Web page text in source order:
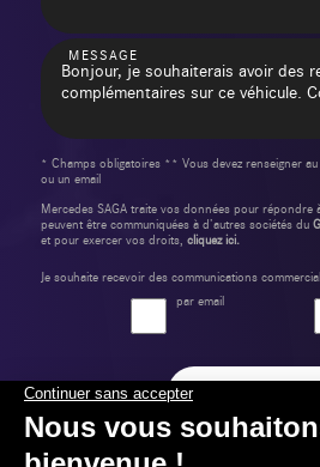
MESSAGE
* Champs obligatoires ** Vous devez renseigner
ou un email
Mercedes SAGA traite vos données pour répondre
peuvent être communiquées à d’autres sociétés du
et pour exercer vos droits, cliquez ici.
Je souhaite recevoir des communications
par email
Envoyer ma